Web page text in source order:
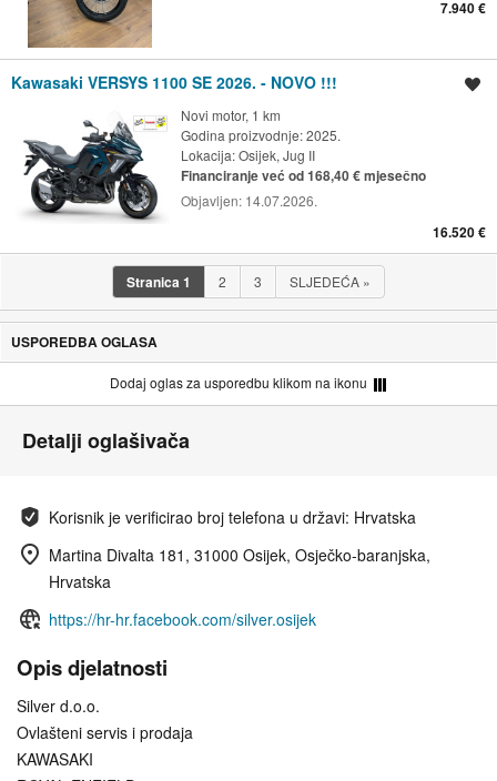
7.940 €
Kawasaki VERSYS 1100 SE 2026. - NOVO !!!
Novi motor, 1 km
Godina proizvodnje: 2025.
Lokacija:Osijek, Jug II
Financiranje već od 168,40 € mjesečno
Objavljen: 14.07.2026.
16.520 €
Stranica1 2 3 SLJEDEĆA »
USPOREDBA OGLASA
Dodaj oglas za usporedbu klikom na ikonu
Detalji oglašivača
Korisnik je verificirao broj telefona u državi: Hrvatska
Martina Divalta 181, 31000 Osijek, Osječko-baranjska,
Hrvatska
https://hr-hr.facebook.com/silver.osijek
Opis djelatnosti
Silver d.o.o.
Ovlašteni servis i prodaja
KAWASAKI